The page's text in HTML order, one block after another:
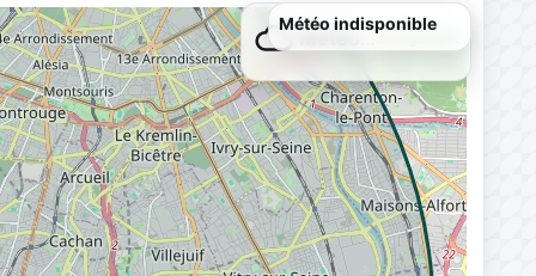
Météo…Chargement